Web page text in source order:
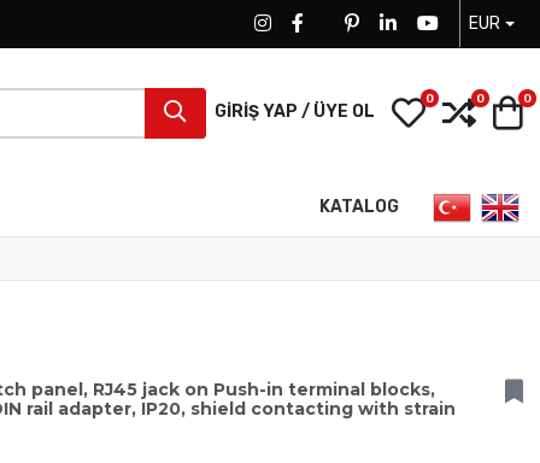
FACEBOOK SOCIAL LINK
FACEBOOK SOCIAL LINK
TWITTER SOCIAL LINK
PINTEREST SOCIAL LINK
LINKEDIN SOCIAL
YOUTUBE
EUR
GIRIŞ YAP / ÜYE OL My Wishlist
0 0 0
KATALOG Dilinizi seçin
panel, RJ45 jack on Push-in terminal blocks,
rail adapter, IP20, shield contacting with strain